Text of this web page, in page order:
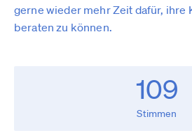
109
Stimmen
gerne wieder mehr Zeit dafür, ihre
beraten zu können.